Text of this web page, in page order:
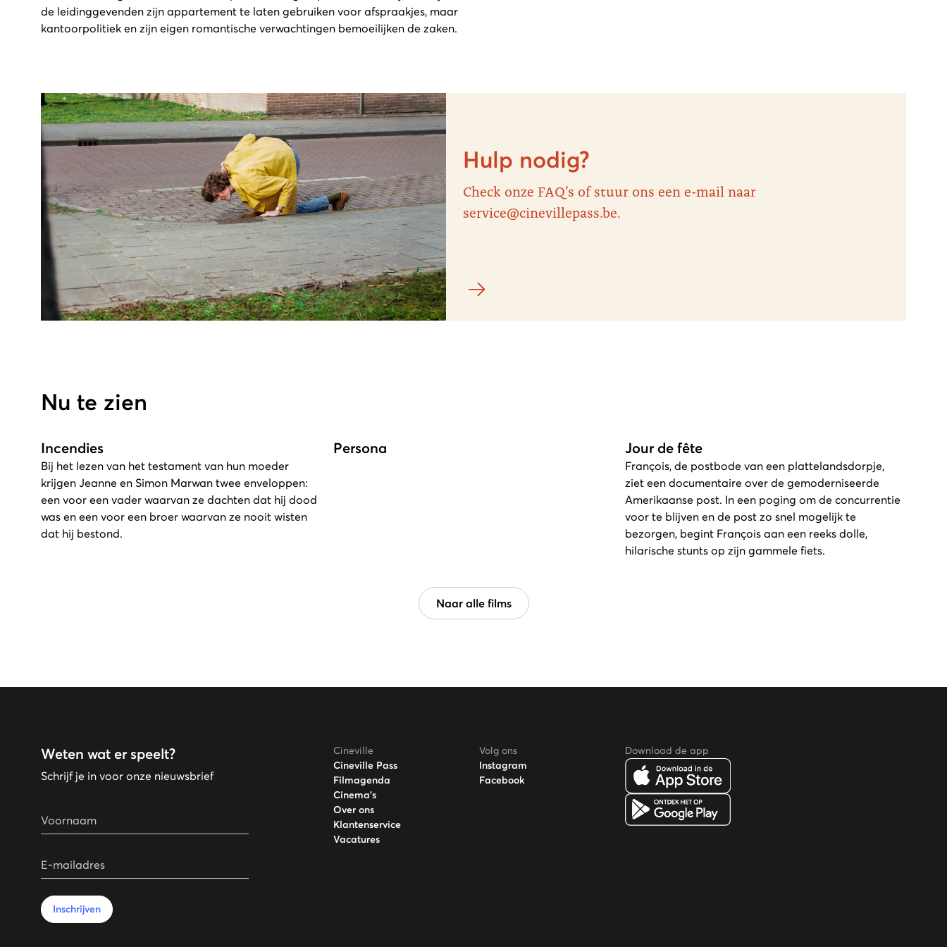
de leidinggevenden zijn appartement te laten gebruiken voor afspraakjes, maar
kantoorpolitiek en zijn eigen romantische verwachtingen bemoeilijken de zaken.
Hulp nodig?
Check onze FAQ’s of stuur ons een e-mail naar
service@cinevillepass.be.
Nu te zien
Incendies
Bij het lezen van het testament van hun moeder
krijgen Jeanne en Simon Marwan twee enveloppen:
een voor een vader waarvan ze dachten dat hij dood
was en een voor een broer waarvan ze nooit wisten
dat hij bestond.
Persona Jour de fête
François, de postbode van een plattelandsdorpje,
ziet een documentaire over de gemoderniseerde
Amerikaanse post. In een poging om de concurrentie
voor te blijven en de post zo snel mogelijk te
bezorgen, begint François aan een reeks dolle,
hilarische stunts op zijn gammele fiets.
Naar alle films
Weten wat er speelt?
Schrijf je in voor onze nieuwsbrief
Voornaam
E-mailadres
Inschrijven
Cineville
Cineville Pass
Filmagenda
Cinema's
Over ons
Klantenservice
Vacatures
Volg ons
Instagram
Facebook
Download de app